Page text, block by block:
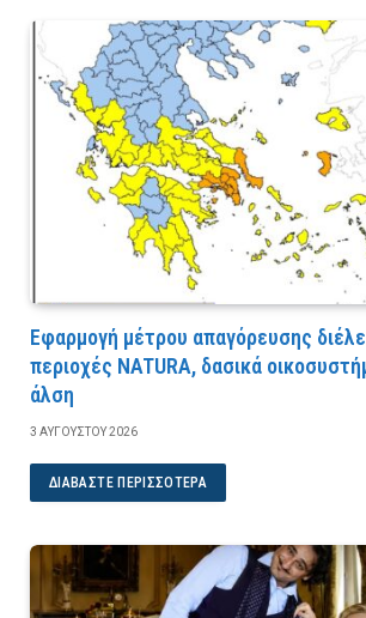
Εφαρμογή μέτρου απαγόρευσης
περιοχές NATURA, δασικά
άλση
3 ΑΥΓΟΎΣΤΟΥ 2026
ΔΙΑΒΆΣΤΕ ΠΕΡΙΣΣΌΤΕΡΑ